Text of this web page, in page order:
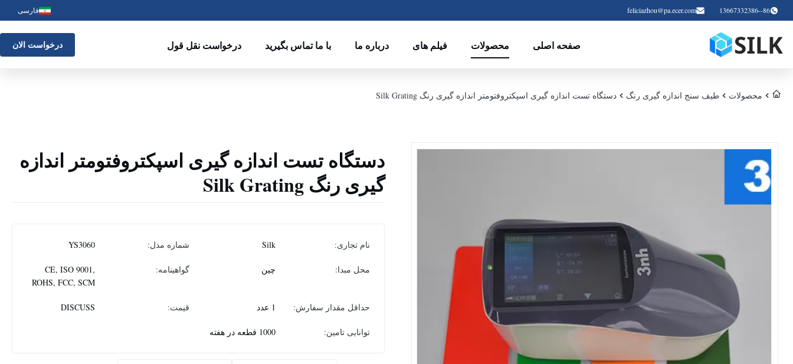
86--13667332386
feliciazhou@pa.ecer.com فارسی
صفحه اصلی محصولات فیلم های درباره ما با ما تماس بگیرید درخواست نقل قول درخواست الان
محصولات طیف سنج اندازه گیری رنگ دستگاه تست اندازه گیری اسپکتروفتومتر اندازه گیری رنگ Silk Grating
دستگاه تست اندازه گیری اسپکتروفتومتر اندازه
گیری رنگ Silk Grating
نام تجاری: Silk شماره مدل: YS3060
محل مبدا: چین گواهینامه:
CE, ISO 9001,
ROHS, FCC, SCM
حداقل مقدار سفارش: 1 عدد قیمت: DISCUSS
توانایی تامین: 1000 قطعه در هفته